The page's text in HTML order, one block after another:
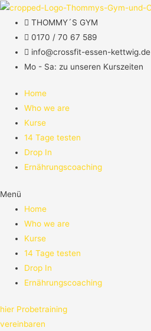
THOMMY´S GYM
0170 / 70 67 589​
info@crossfit-essen-kettwig.de
Mo - Sa: zu unseren Kurszeiten
Home
Who we are
Kurse
14 Tage testen
Drop In
Ernährungscoaching
Menü
Home
Who we are
Kurse
14 Tage testen
Drop In
Ernährungscoaching
hier Probetraining
vereinbaren